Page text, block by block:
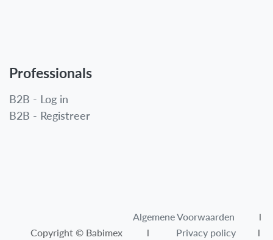
Professionals
B2B - Log in
B2B - Registreer
Algemene Voorwaarden​
l
Copyright © Babimex l Privacy policy l